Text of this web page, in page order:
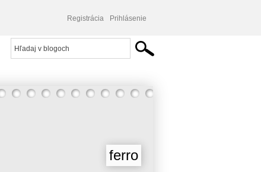
Registrácia Prihlásenie
ferro